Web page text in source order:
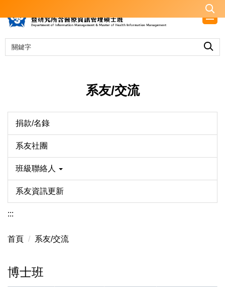
到
要
內
系友/交流
捐款/名錄
系友社團
班級聯絡人
系友資訊更新
:::
首頁 系友/交流
博士班